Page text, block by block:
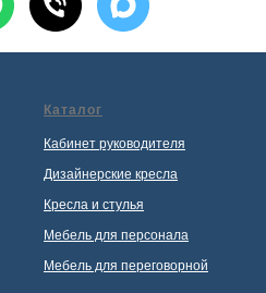
Каталог
Кабинет руководителя
Дизайнерские кресла
Кресла и стулья
Мебель для персонала
Мебель для переговорной